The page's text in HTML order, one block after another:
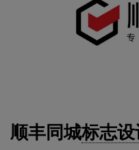
顺丰同城标志设